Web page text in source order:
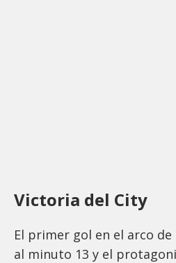
Victoria del City
El primer gol en el arco
al minuto 13 y el